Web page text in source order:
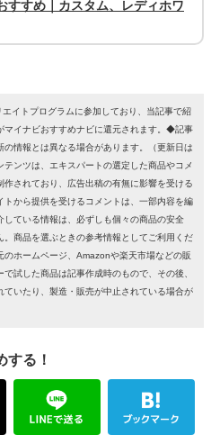
すすめ｜カスタム、レディホワ
イトプログラムに参加しており、当記事で紹
マイナビおすすめナビに還元されます。◆記事
情報とは異なる場合があります。（更新日は
ンツは、エキスパートの選定した商品やコメ
されており、広告出稿の有無に影響を受ける
から提供を受けるコメントは、一部内容を編
ている情報は、必ずしも個々の商品の安全
商品を選ぶときの参考情報としてご利用くだ
ホームページ、Amazonや楽天市場などの販
試した商品は記事作成時のもので、その後、
いたり、製造・販売が中止されている場合が
する！